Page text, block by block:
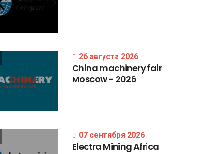
26 августа 2026
Chinamachineryfair
Moscow- 2026
07 сентября 2026
Electra MiningAfrica